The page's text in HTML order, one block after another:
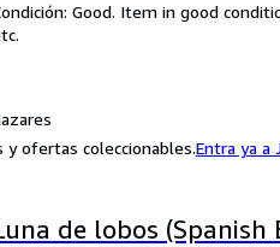
Good. Item in good
y ofertas coleccionables.Entra ya a
de lobos (Spanish